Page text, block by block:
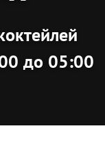
до 05:00